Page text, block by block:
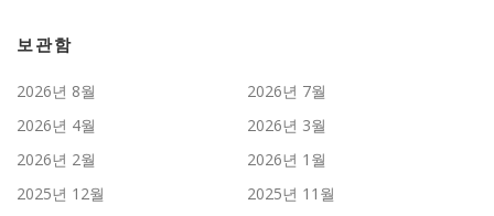
보관함
2026년 8월
2026년 7월
2026년 4월
2026년 3월
2026년 2월
2026년 1월
2025년 12월
2025년 11월